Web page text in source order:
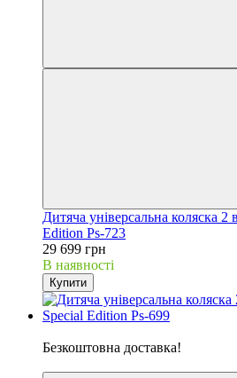
Дитяча універсальна коляска
Edition Ps-723
29 699 грн
В наявності
Купити
Безкоштовна доставка!